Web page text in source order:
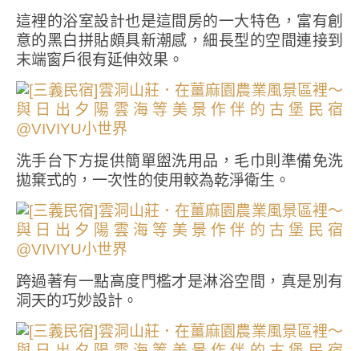
這裡的浴室設計也是這間房的一大特色，富有創
意的黑白拼貼頗具新潮感，細長型的空間連接到
末端窗戶很有延伸效果。
洗手台下方提供簡單盥洗用品，毛巾則準備免洗
拋棄式的，一次性的使用較為乾淨衛生。
跨過著有一點高度門檻才是淋浴空間，真是別有
洞天的巧妙設計。